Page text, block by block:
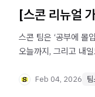
[스콘 리뉴얼
스콘 팀은 ‘공부에 몰
오늘까지, 그리고 내
학습자에게 가장 선명
Feb 04, 2026